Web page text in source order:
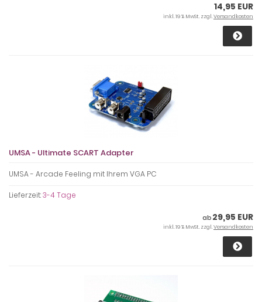
14,95 EUR
inkl. 19 % MwSt. zzgl.Versandkosten
UMSA - Ultimate SCART Adapter
UMSA - Arcade Feeling mit Ihrem VGA PC
Lieferzeit:3-4 Tage
ab 29,95 EUR
inkl. 19 % MwSt. zzgl.Versandkosten